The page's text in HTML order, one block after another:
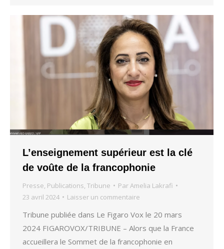
L’enseignement supérieur est la clé
de voûte de la francophonie
Presse, Publications, Tribune ParAmelia Lakrafi
23 avril 2024
Laisser un commentaire
Tribune publiée dans Le Figaro Vox le 20 mars
2024 FIGAROVOX/TRIBUNE – Alors que la France
accueillera le Sommet de la francophonie en